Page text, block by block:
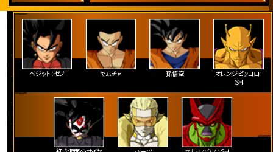
ベジット：ゼノ ヤムチャ 孫悟空
オレンジピッコロ：
ＳＨ